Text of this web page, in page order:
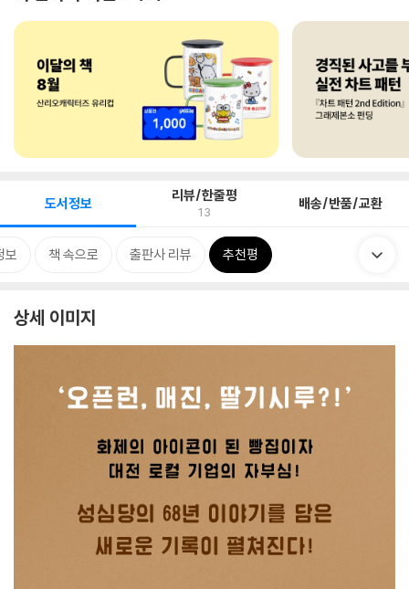
도서정보 리뷰/한줄평
13 배송/반품/교환
보 책 속으로 출판사 리뷰 추천평
상세 이미지